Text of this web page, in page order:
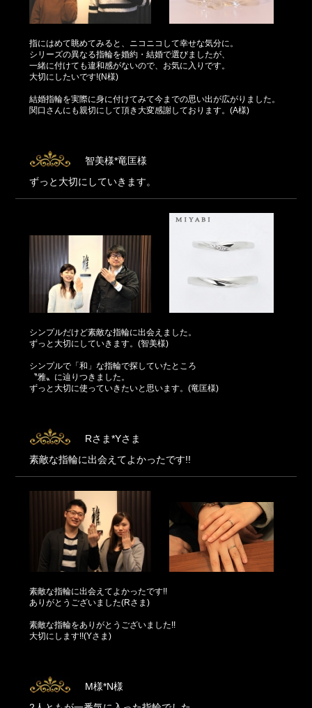
指にはめて眺めてみると、ニコニコして幸せな気分に。
シリーズの異なる指輪を婚約・結婚で選びましたが、
一緒に付けても違和感がないので、お気に入りです。
大切にしたいです!(N様)
結婚指輪を実際に身に付けてみて今までの思い出が広がりました。
関口さんにも親切にして頂き大変感謝しております。(A様)
智美様*竜匡様
ずっと大切にしていきます。
シンプルだけど素敵な指輪に出会えました。
ずっと大切にしていきます。(智美様)
シンプルで「和」な指輪で探していたところ
〝雅〟に辿りつきました。
ずっと大切に使っていきたいと思います。(竜匡様)
Rさま*Yさま
素敵な指輪に出会えてよかったです!!
素敵な指輪に出会えてよかったです!!
ありがとうございました(Rさま)
素敵な指輪をありがとうございました!!
大切にします!!(Yさま)
M様*N様